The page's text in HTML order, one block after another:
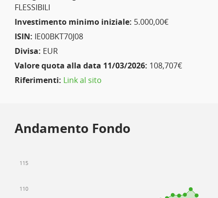
FLESSIBILI
Investimento minimo iniziale: 5.000,00€
ISIN: IE00BKT70J08
Divisa: EUR
Valore quota alla data 11/03/2026: 108,707€
Riferimenti: Link al sito
Andamento Fondo
110
115